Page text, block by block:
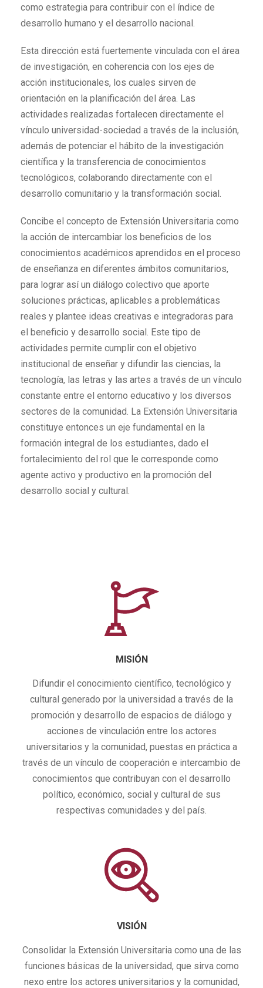
como estrategia para contribuir con el índice de
desarrollo humano y el desarrollo nacional.
Esta dirección está fuertemente vinculada con el área
de investigación, en coherencia con los ejes de
acción institucionales, los cuales sirven de
orientación en la planificación del área. Las
actividades realizadas fortalecen directamente el
vínculo universidad-sociedad a través de la inclusión,
además de potenciar el hábito de la investigación
científica y la transferencia de conocimientos
tecnológicos, colaborando directamente con el
desarrollo comunitario y la transformación social.
Concibe el concepto de Extensión Universitaria como
la acción de intercambiar los beneficios de los
conocimientos académicos aprendidos en el proceso
de enseñanza en diferentes ámbitos comunitarios,
para lograr así un diálogo colectivo que aporte
soluciones prácticas, aplicables a problemáticas
reales y plantee ideas creativas e integradoras para
el beneficio y desarrollo social. Este tipo de
actividades permite cumplir con el objetivo
institucional de enseñar y difundir las ciencias, la
tecnología, las letras y las artes a través de un vínculo
constante entre el entorno educativo y los diversos
sectores de la comunidad. La Extensión Universitaria
constituye entonces un eje fundamental en la
formación integral de los estudiantes, dado el
fortalecimiento del rol que le corresponde como
agente activo y productivo en la promoción del
desarrollo social y cultural.
MISIÓN
Difundir el conocimiento científico, tecnológico y
cultural generado por la universidad a través de la
promoción y desarrollo de espacios de diálogo y
acciones de vinculación entre los actores
universitarios y la comunidad, puestas en práctica a
través de un vínculo de cooperación e intercambio de
conocimientos que contribuyan con el desarrollo
político, económico, social y cultural de sus
respectivas comunidades y del país.
VISIÓN
Consolidar la Extensión Universitaria como una de las
funciones básicas de la universidad, que sirva como
nexo entre los actores universitarios y la comunidad,